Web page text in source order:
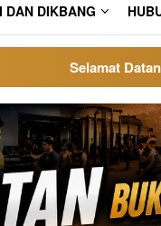
DAN DIKBANG
Selamat Datang di